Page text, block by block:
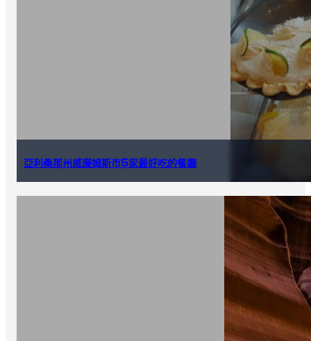
亞利桑那州威廉姆斯市5家最好吃的餐廳